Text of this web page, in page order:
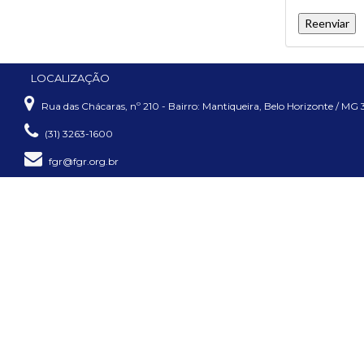
LOCALIZAÇÃO
Rua das Chácaras, nº 210 - Bairro: Mantiqueira, Belo Horizonte / MG
(31) 3263-1600
fgr@fgr.org.br